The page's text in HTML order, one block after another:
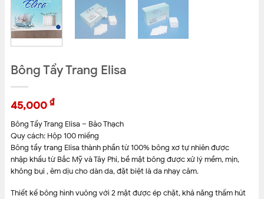
Bông Tẩy Trang Elisa
45,000 ₫
Bông Tẩy Trang Elisa – Bảo Thạch
Quy cách: Hộp 100 miếng
Bông tẩy trang Elisa thành phần từ 100% bông xơ tự nhiên được
nhập khẩu từ Bắc Mỹ và Tây Phi, bề mặt bông được xử lý mềm, mịn,
không bụi , êm dịu cho dàn da, đặt biệt là da nhạy cảm.
Thiết kế bông hình vuông với 2 mặt được ép chặt, khả năng thấm hút